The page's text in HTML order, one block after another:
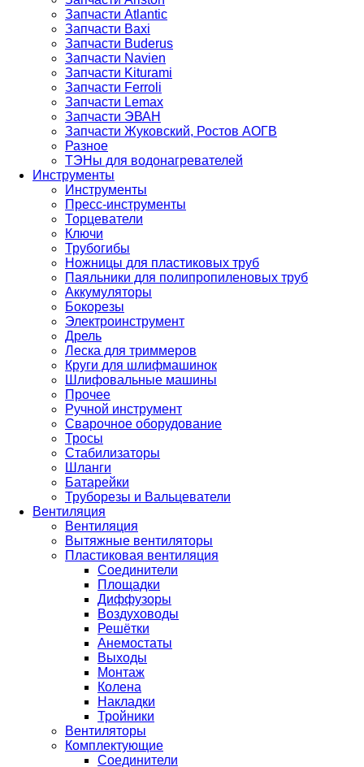
Запчасти Atlantic
Запчасти Baxi
Запчасти Buderus
Запчасти Navien
Запчасти Kiturami
Запчасти Ferroli
Запчасти Lemax
Запчасти ЭВАН
Запчасти Жуковский, Ростов АОГВ
Разное
ТЭНы для водонагревателей
Инструменты
Инструменты
Пресс-инструменты
Торцеватели
Ключи
Трубогибы
Ножницы для пластиковых труб
Паяльники для полипропиленовых труб
Аккумуляторы
Бокорезы
Электроинструмент
Дрель
Леска для триммеров
Круги для шлифмашинок
Шлифовальные машины
Прочее
Ручной инструмент
Сварочное оборудование
Тросы
Стабилизаторы
Шланги
Батарейки
Труборезы и Вальцеватели
Вентиляция
Вентиляция
Вытяжные вентиляторы
Пластиковая вентиляция
Соединители
Площадки
Диффузоры
Воздуховоды
Решётки
Анемостаты
Выходы
Монтаж
Колена
Накладки
Тройники
Вентиляторы
Комплектующие
Соединители